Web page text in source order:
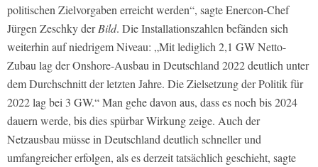
politischen Zielvorgaben erreicht werden“, sagte Enercon-Chef
Jürgen Zeschky derBild. Die Installationszahlen befänden sich
weiterhin auf niedrigem Niveau: „Mit lediglich 2,1 GW Netto-
Zubau lag der Onshore-Ausbau in Deutschland 2022 deutlich unter
dem Durchschnitt der letzten Jahre. Die Zielsetzung der Politik für
2022 lag bei 3 GW.“ Man gehe davon aus, dass es noch bis 2024
dauern werde, bis dies spürbar Wirkung zeige. Auch der
Netzausbau müsse in Deutschland deutlich schneller und
umfangreicher erfolgen, als es derzeit tatsächlich geschieht, sagte